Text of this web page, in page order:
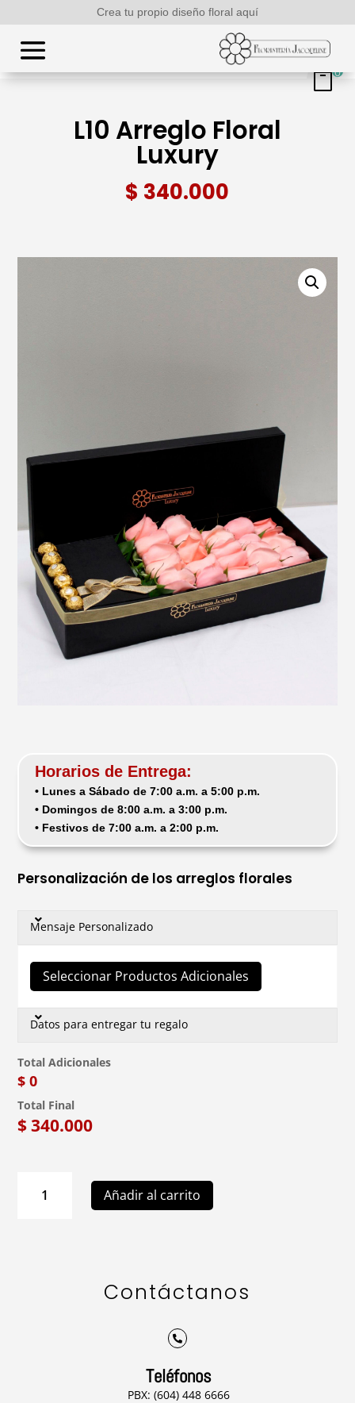
Crea tu propio diseño floral aquí
0
L10 Arreglo Floral
Luxury
$ 340.000
Horarios de Entrega:
• Lunes a Sábado de 7:00 a.m. a 5:00 p.m.
• Domingos de 8:00 a.m. a 3:00 p.m.
• Festivos de 7:00 a.m. a 2:00 p.m.
Personalización de los arreglos florales
Mensaje Personalizado
Seleccionar Productos Adicionales
Datos para entregar tu regalo
Total Adicionales
$ 0
Total Final
$340.000
Arreglo
Añadir al carrito
Contáctanos

Teléfonos
PBX: (604) 448 6666